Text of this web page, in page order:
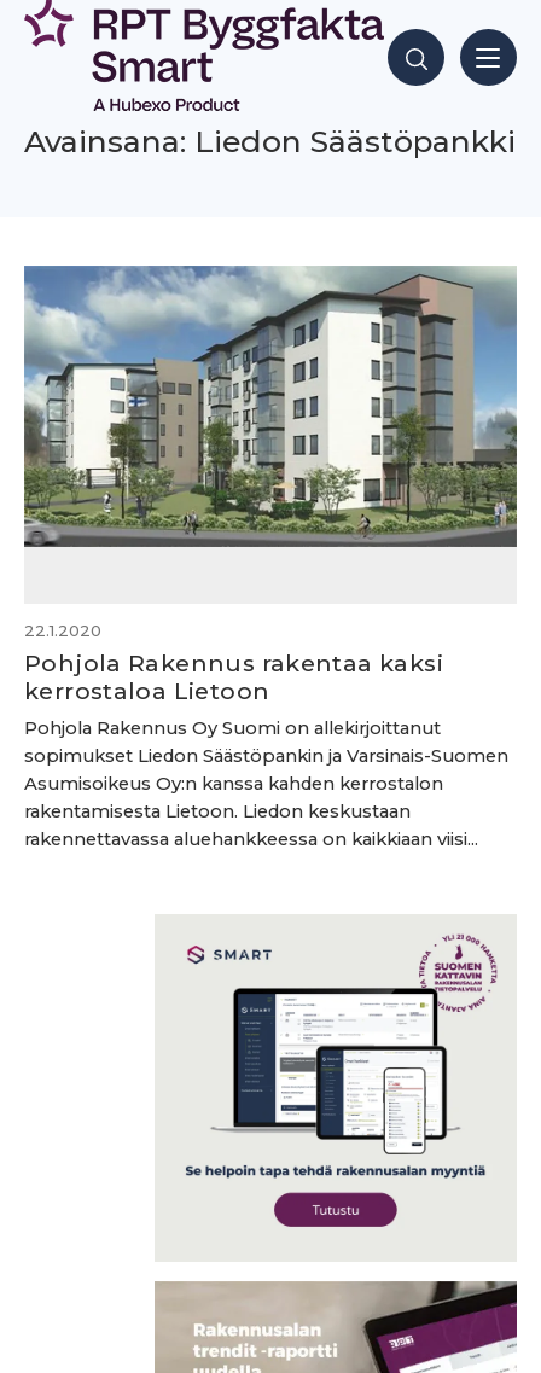
Siirry
sisältöön
Hae sisältöjä
Avainsana: Liedon Säästöpankki
22.1.2020
Pohjola Rakennus rakentaa kaksi
kerrostaloa Lietoon
Pohjola Rakennus Oy Suomi on allekirjoittanut
sopimukset Liedon Säästöpankin ja Varsinais-Suomen
Asumisoikeus Oy:n kanssa kahden kerrostalon
rakentamisesta Lietoon. Liedon keskustaan
rakennettavassa aluehankkeessa on kaikkiaan viisi...